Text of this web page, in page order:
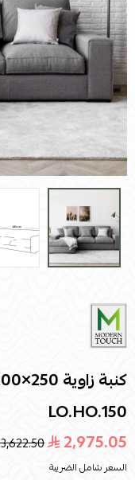
LO.HO.150
2,975.05
3,622.50
السعر شامل الضريبة